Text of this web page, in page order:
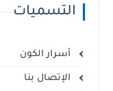
التسميات
أسرار الكون
الإتصال بنا